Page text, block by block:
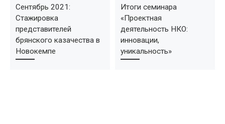
Cентябрь 2021:
Стажировка
представителей
брянского казачества в
Новокемпе
Итоги семинара
«Проектная
деятельность НКО:
инновации,
уникальность»